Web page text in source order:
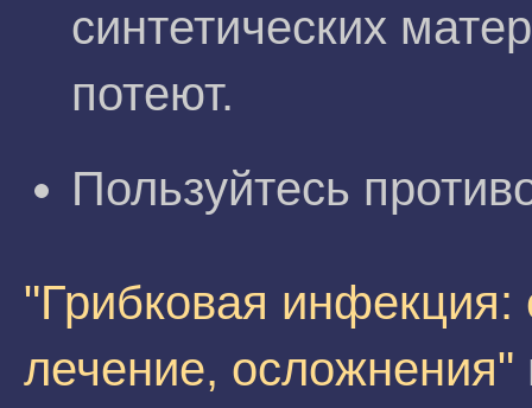
синтетических
потеют.
Пользуйтесь
"Грибковая
лечение, осложнения"